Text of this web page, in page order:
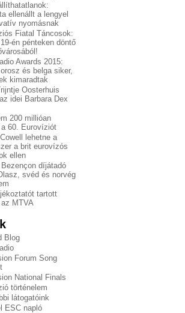
ellenállt a lengyel
nyomásnak
Fiatal Táncosok:
én pénteken döntő
Awards 2015:
és belga siker,
kimaradtak
Oosterhuis
idei Barbara Dex
200 millióan
60. Eurovíziót
lehetne a
a brit eurovízós
ellen
Bezençon díjátadó
svéd és norvég
tartott
MTVA
Blog
Forum Song
National Finals
történelem
látogatóink
ESC napló